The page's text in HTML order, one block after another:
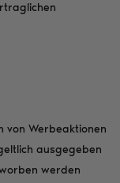
von Werbeaktionen
ausgegeben
werden